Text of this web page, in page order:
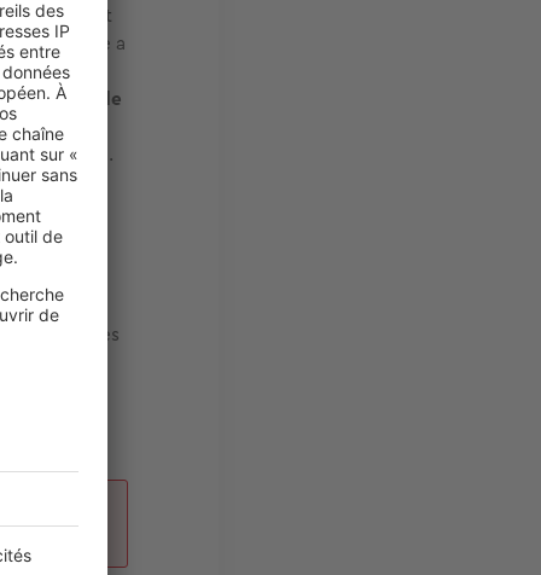
fortement
commune a
à cet
surveiller de
Deux
Provence.
donc très